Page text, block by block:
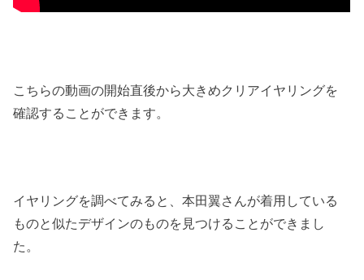
こちらの動画の開始直後から大きめクリアイヤリングを
確認することができます。
イヤリングを調べてみると、本田翼さんが着用している
ものと似たデザインのものを見つけることができまし
た。